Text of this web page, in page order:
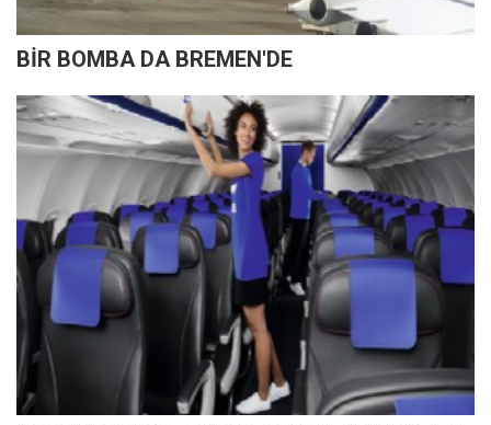
BİR BOMBA DA BREMEN'DE